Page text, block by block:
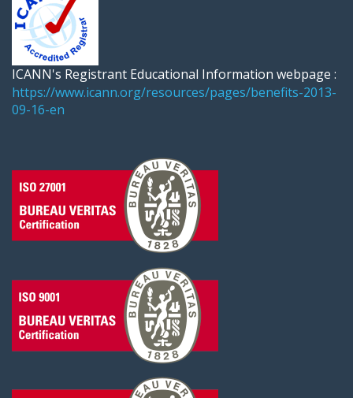
ICANN's Registrant Educational Information webpage :
https://www.icann.org/resources/pages/benefits-2013-
09-16-en